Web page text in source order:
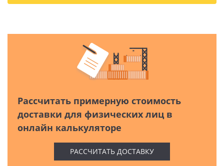
Рассчитать примерную стоимость
доставки для физических лиц в
онлайн калькуляторе
РАССЧИТАТЬ ДОСТАВКУ